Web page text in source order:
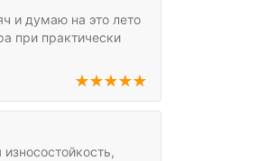
и думаю на это лето
при практически